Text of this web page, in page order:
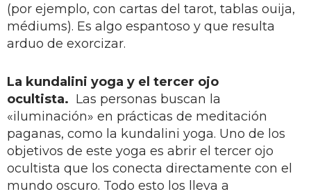
(por ejemplo, con cartas del tarot, tablas ouija,
médiums). Es algo espantoso y que resulta
arduo de exorcizar.
La kundalini yoga y el tercer ojo
ocultista. Las personas buscan la
«iluminación» en prácticas de meditación
paganas, como la kundalini yoga. Uno de los
objetivos de este yoga es abrir el tercer ojo
ocultista que los conecta directamente con el
mundo oscuro. Todo esto los lleva a